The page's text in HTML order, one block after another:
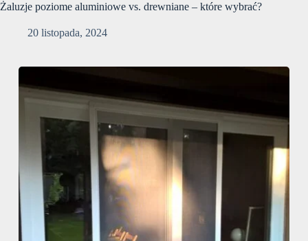
Żaluzje poziome aluminiowe vs. drewniane – które wybrać?
20 listopada, 2024